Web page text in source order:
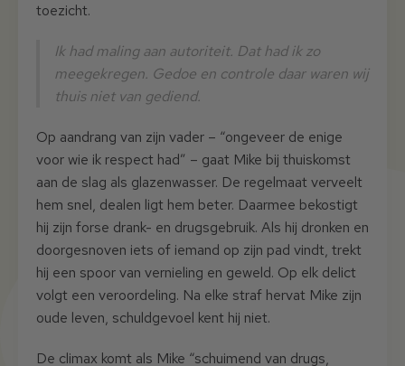
toezicht.
Ik had maling aan autoriteit. Dat had ik zo
meegekregen. Gedoe en controle daar waren wij
thuis niet van gediend.
Op aandrang van zijn vader – “ongeveer de enige
voor wie ik respect had” – gaat Mike bij thuiskomst
aan de slag als glazenwasser. De regelmaat verveelt
hem snel, dealen ligt hem beter. Daarmee bekostigt
hij zijn forse drank- en drugsgebruik. Als hij dronken en
doorgesnoven iets of iemand op zijn pad vindt, trekt
hij een spoor van vernieling en geweld. Op elk delict
volgt een veroordeling. Na elke straf hervat Mike zijn
oude leven, schuldgevoel kent hij niet.
De climax komt als Mike “schuimend van drugs,